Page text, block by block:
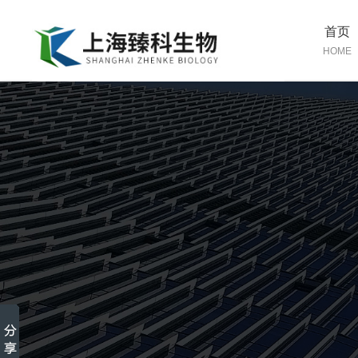
首页
HOME